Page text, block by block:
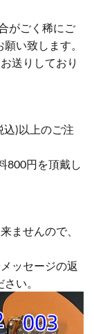
がごく稀にご
い致します。
送りしており
)以上のご注
800円を頂戴し
ませんので、
ッセージの返
い。